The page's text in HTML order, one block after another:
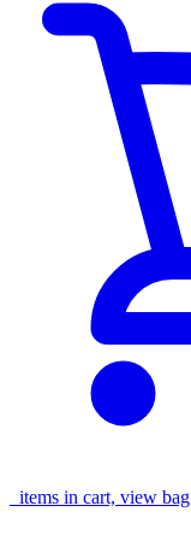
items in cart, view bag